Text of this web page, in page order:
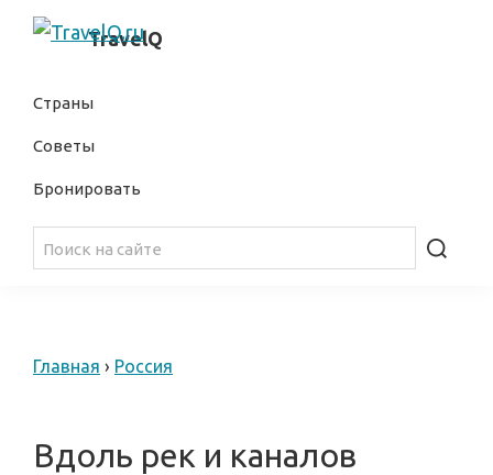
Skip
navigation
Skip
content
TravelQ
самостоятельные
Страны
Советы
Бронировать
Главная › Россия
Вдоль рек и каналов